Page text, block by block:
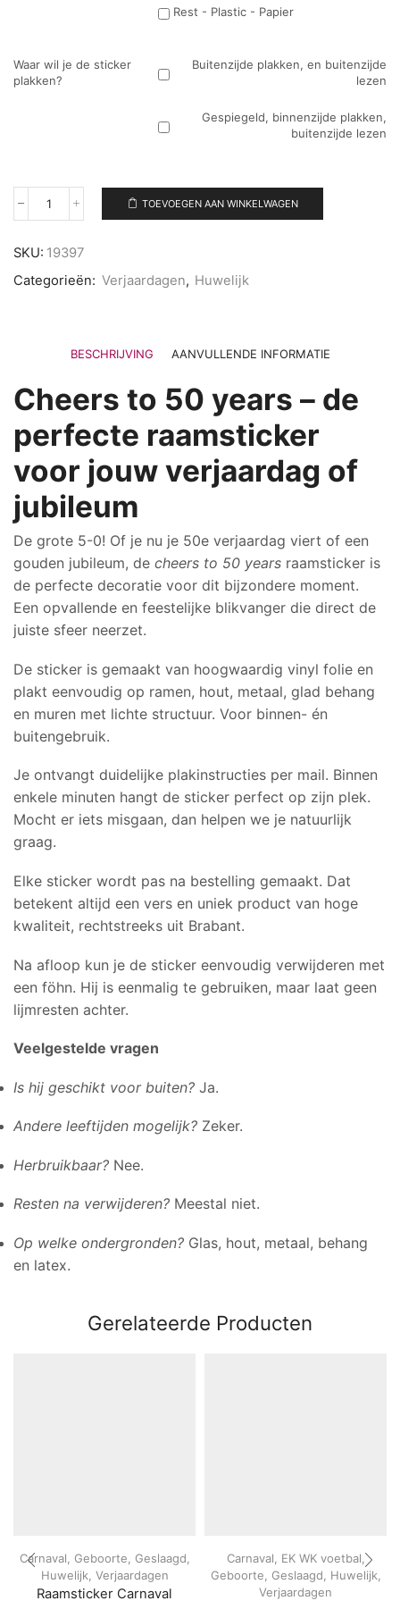
Rest - Plastic - Papier
Waar wil je de sticker
plakken?
Buitenzijde plakken, en buitenzijde
lezen
Gespiegeld, binnenzijde plakken,
buitenzijde lezen
Cheers
years
–
de
jouw
jubileum
aantal
TOEVOEGEN AAN WINKELWAGEN
SKU: 19397
Categorieën: Verjaardagen, Huwelijk
BESCHRIJVING AANVULLENDE INFORMATIE
Cheers to 50 years – de
perfecte raamsticker
voor jouw verjaardag of
jubileum
De grote 5-0! Of je nu je 50e verjaardag viert of een
gouden jubileum, de cheers to 50 years raamsticker is
de perfecte decoratie voor dit bijzondere moment.
Een opvallende en feestelijke blikvanger die direct de
juiste sfeer neerzet.
De sticker is gemaakt van hoogwaardig vinyl folie en
plakt eenvoudig op ramen, hout, metaal, glad behang
en muren met lichte structuur. Voor binnen- én
buitengebruik.
Je ontvangt duidelijke plakinstructies per mail. Binnen
enkele minuten hangt de sticker perfect op zijn plek.
Mocht er iets misgaan, dan helpen we je natuurlijk
graag.
Elke sticker wordt pas na bestelling gemaakt. Dat
betekent altijd een vers en uniek product van hoge
kwaliteit, rechtstreeks uit Brabant.
Na afloop kun je de sticker eenvoudig verwijderen met
een föhn. Hij is eenmalig te gebruiken, maar laat geen
lijmresten achter.
Veelgestelde vragen
Is hij geschikt voor buiten? Ja.
Andere leeftijden mogelijk? Zeker.
Herbruikbaar? Nee.
Resten na verwijderen? Meestal niet.
Op welke ondergronden? Glas, hout, metaal, behang
en latex.
Gerelateerde Producten
Carnaval Geboorte Geslaagd
Huwelijk Verjaardagen
Raamsticker Carnaval
Carnaval EK WK voetbal
Geboorte
Geslaagd Huwelijk
Verjaardagen